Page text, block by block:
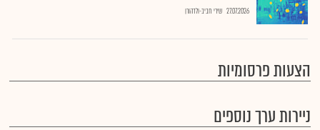
27.07.2026 שירי חביב-ולדהורן
הצעות פרסומיות
ניירות ערך נוספים